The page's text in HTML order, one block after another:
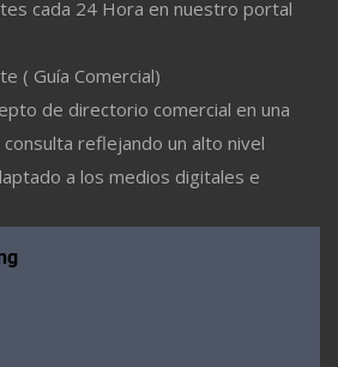
cada 24 Hora en nuestro portal
( Guía Comercial)
de directorio comercial en una
consulta reflejando un alto nivel
a los medios digitales e